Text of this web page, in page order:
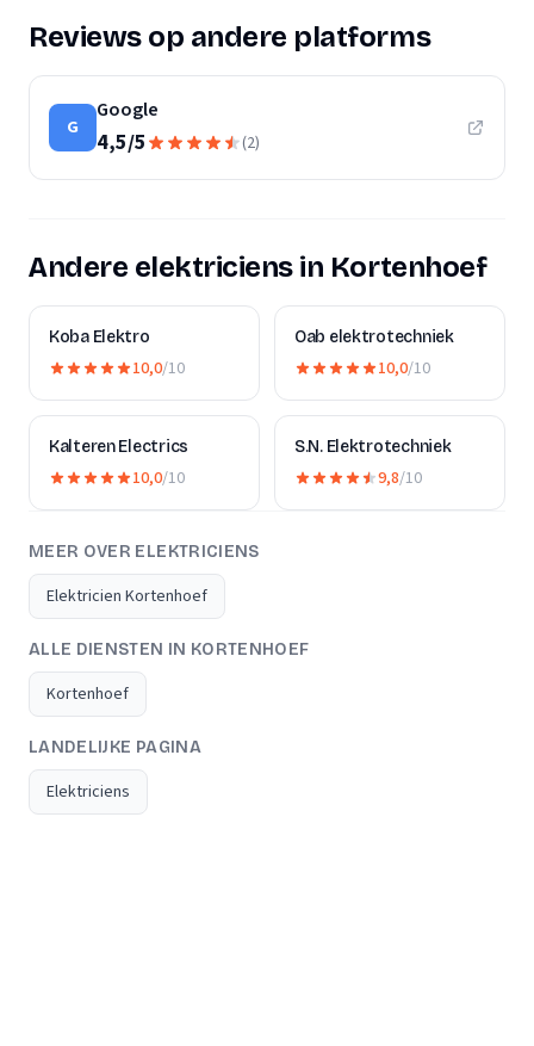
Reviews op andere platforms
G
Google
4,5/5 (2)
Andere elektriciens in Kortenhoef
Koba Elektro
10,0/10
Oab elektrotechniek
10,0/10
Kalteren Electrics
10,0/10
S.N. Elektrotechniek
9,8/10
MEER OVER ELEKTRICIENS
Elektricien Kortenhoef
ALLE DIENSTEN IN KORTENHOEF
Kortenhoef
LANDELIJKE PAGINA
Elektriciens